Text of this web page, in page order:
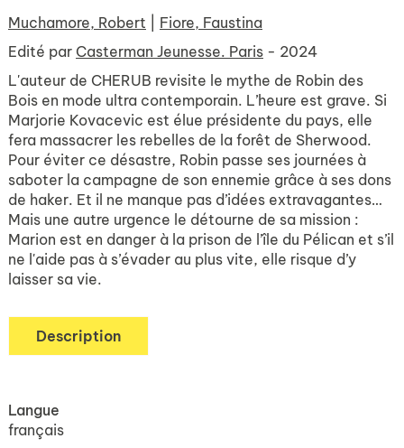
Muchamore, Robert
Fiore, Faustina
Edité par Casterman Jeunesse. Paris - 2024
L'auteur de CHERUB revisite le mythe de Robin des
Bois en mode ultra contemporain. L’heure est grave. Si
Marjorie Kovacevic est élue présidente du pays, elle
fera massacrer les rebelles de la forêt de Sherwood.
Pour éviter ce désastre, Robin passe ses journées à
saboter la campagne de son ennemie grâce à ses dons
de haker. Et il ne manque pas d’idées extravagantes…
Mais une autre urgence le détourne de sa mission :
Marion est en danger à la prison de l’île du Pélican et s’il
ne l'aide pas à s’évader au plus vite, elle risque d’y
laisser sa vie.
Description
Langue
français